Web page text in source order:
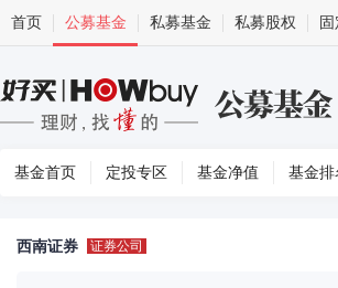
首页 公募基金 私募基金 私募股权
基金首页 定投专区 基金净值 基金排
西南证券 证券公司